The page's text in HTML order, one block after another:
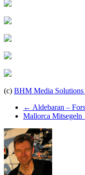
(c) BHM Media
← Aldebaran –
Mallorca Mitsegeln